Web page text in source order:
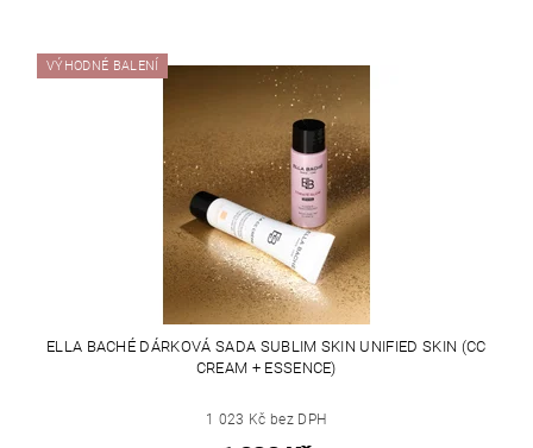
VÝHODNÉ BALENÍ
ELLA BACHÉ DÁRKOVÁ SADA SUBLIM SKIN UNIFIED SKIN (CC
CREAM + ESSENCE)
1 023 Kč bez DPH